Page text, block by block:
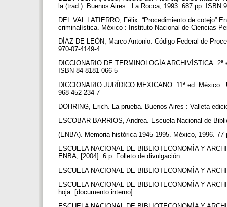
la (trad.). Buenos Aires : La Rocca, 1993. 687 pp. ISBN
DEL VAL LATIERRO, Félix. “Procedimiento de cotejo”
criminalística. México : Instituto Nacional de Ciencias
DÍAZ DE LEÓN, Marco Antonio. Código Federal de
970-07-4149-4
DICCIONARIO DE TERMINOLOGÍA ARCHIVÍSTICA.
ISBN 84-8181-066-5
DICCIONARIO JURÍDICO MEXICANO. 11ª ed.
968-452-234-7
DOHRING, Erich. La prueba. Buenos Aires : Valleta
ESCOBAR BARRIOS, Andrea. Escuela Nacional de
(ENBA). Memoria histórica 1945-1995. México, 1996.
ESCUELA NACIONAL DE BIBLIOTECONOMÌA Y
ENBA, [2004]. 6 p. Folleto de divulgación.
ESCUELA NACIONAL DE BIBLIOTECONOMÌA Y
ESCUELA NACIONAL DE BIBLIOTECONOMÌA Y
hoja. [documento interno]